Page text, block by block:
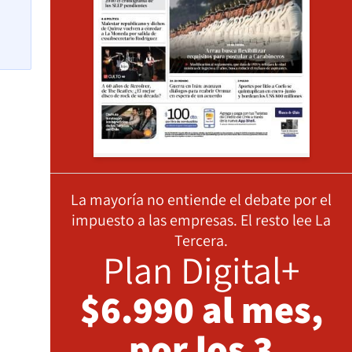
La mayoría no entiende el debate por el
impuesto a las empresas. El resto lee La
Tercera.
Plan Digital+
$6.990 al mes,